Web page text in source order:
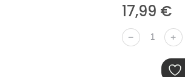
17,99 €
﹣ ﹢